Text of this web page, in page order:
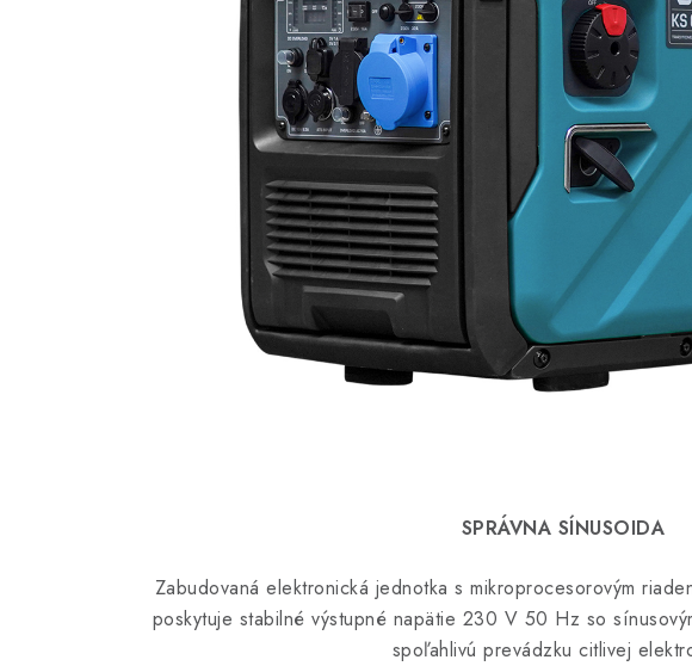
Ochranný kryt Könner &
SPRÁVNA SÍNUSOIDA
Zabudovaná elektronická jednotka s mikroprocesorovým
poskytuje stabilné výstupné napätie 230 V 50 Hz so
spoľahlivú prevádzku citlivej